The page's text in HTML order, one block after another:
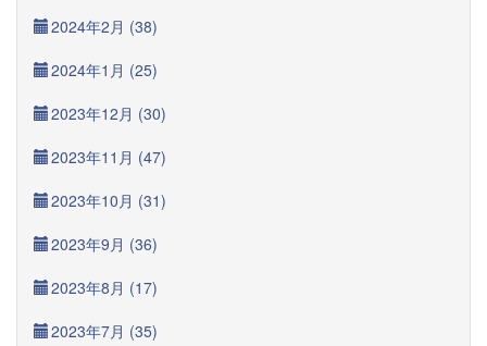
2024年2月 (38)
2024年1月 (25)
2023年12月 (30)
2023年11月 (47)
2023年10月 (31)
2023年9月 (36)
2023年8月 (17)
2023年7月 (35)